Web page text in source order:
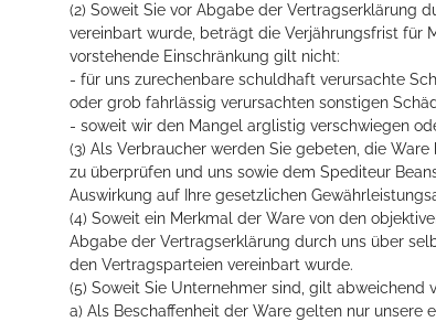
(2) Soweit Sie vor Abgabe der Vertragserklärung
vereinbart wurde, beträgt die Verjährungsfrist für
vorstehende Einschränkung gilt nicht:
- für uns zurechenbare schuldhaft verursachte
oder grob fahrlässig verursachten sonstigen
- soweit wir den Mangel arglistig verschwiegen
(3) Als Verbraucher werden Sie gebeten, die
zu überprüfen und uns sowie dem Spediteur
Auswirkung auf Ihre gesetzlichen
(4) Soweit ein Merkmal der Ware von den
Abgabe der Vertragserklärung durch uns über
den Vertragsparteien vereinbart wurde.
(5) Soweit Sie Unternehmer sind, gilt abweichend
a) Als Beschaffenheit der Ware gelten nur